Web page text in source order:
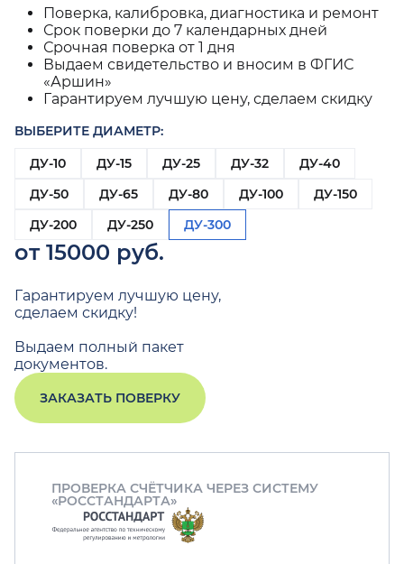
Поверка, калибровка, диагностика и ремонт
Срок поверки до 7 календарных дней
Срочная поверка от 1 дня
Выдаем свидетельство и вносим в ФГИС
«Аршин»
Гарантируем лучшую цену, сделаем скидку
ВЫБЕРИТЕ ДИАМЕТР:
ДУ-10
ДУ-15 ДУ-25 ДУ-32
ДУ-40
ДУ-50
ДУ-65 ДУ-80 ДУ-100
ДУ-150
ДУ-200
ДУ-250 ДУ-300
от 15000 руб.
Гарантируем лучшую цену,
сделаем скидку!
Выдаем полный пакет
документов.
ЗАКАЗАТЬ ПОВЕРКУ
ПРОВЕРКА СЧЁТЧИКА ЧЕРЕЗ СИСТЕМУ
«РОССТАНДАРТА»